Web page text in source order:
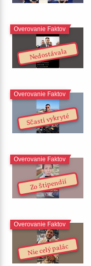
Nedostávala
Overovanie Faktov
Sčasti vykryté
Overovanie Faktov
Zo štipendií
Overovanie Faktov
Nie celý palác
Overovanie Faktov